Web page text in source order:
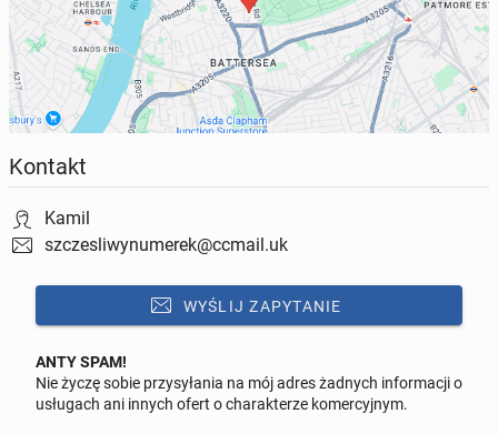
Kamil
Kontakt
Kamil
szczesliwynumerek@ccmail.uk
WYŚLIJ ZAPYTANIE
Odpowiedz na ofertę tego ogłoszenia
ANTY SPAM!
Nie życzę sobie przysyłania na mój adres żadnych informacji o
usługach ani innych ofert o charakterze komercyjnym.